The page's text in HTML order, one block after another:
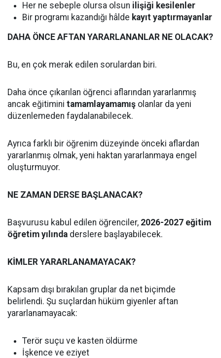
Her ne sebeple olursa olsun ilişiği kesilenler
Bir programı kazandığı hâlde kayıt yaptırmayanlar
DAHA ÖNCE AFTAN YARARLANANLAR NE OLACAK?
Bu, en çok merak edilen sorulardan biri.
Daha önce çıkarılan öğrenci aflarından yararlanmış
ancak eğitimini tamamlayamamış olanlar da yeni
düzenlemeden faydalanabilecek.
Ayrıca farklı bir öğrenim düzeyinde önceki aflardan
yararlanmış olmak, yeni haktan yararlanmaya engel
oluşturmuyor.
NE ZAMAN DERSE BAŞLANACAK?
Başvurusu kabul edilen öğrenciler, 2026-2027 eğitim
öğretim yılında derslere başlayabilecek.
KİMLER YARARLANAMAYACAK?
Kapsam dışı bırakılan gruplar da net biçimde
belirlendi. Şu suçlardan hüküm giyenler aftan
yararlanamayacak:
Terör suçu ve kasten öldürme
İşkence ve eziyet